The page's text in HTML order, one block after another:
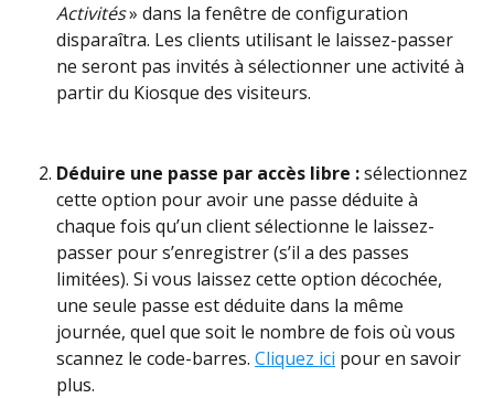
Activités » dans la fenêtre de configuration
disparaîtra. Les clients utilisant le laissez-passer
ne seront pas invités à sélectionner une activité à
partir du Kiosque des visiteurs.
Déduire une passe par accès libre : sélectionnez
cette option pour avoir une passe déduite à
chaque fois qu’un client sélectionne le laissez-
passer pour s’enregistrer (s’il a des passes
limitées). Si vous laissez cette option décochée,
une seule passe est déduite dans la même
journée, quel que soit le nombre de fois où vous
scannez le code-barres. Cliquez ici pour en savoir
plus.